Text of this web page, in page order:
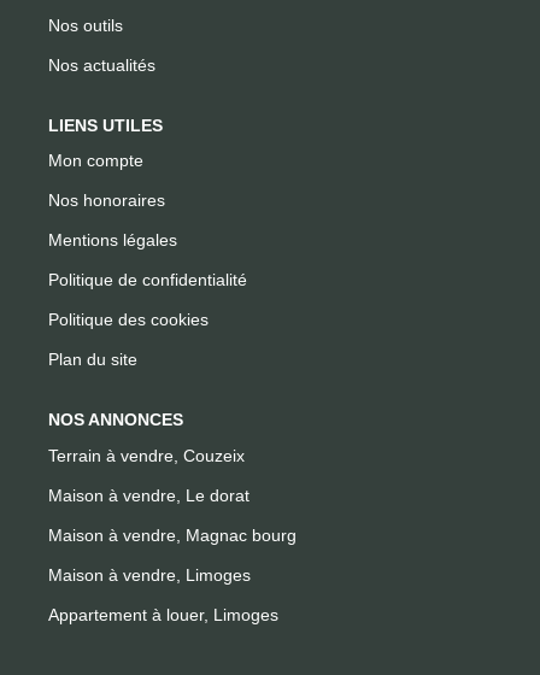
Nos outils
Nos actualités
LIENS UTILES
Mon compte
Nos honoraires
Mentions légales
Politique de confidentialité
Politique des cookies
Plan du site
NOS ANNONCES
Terrain à vendre, Couzeix
Maison à vendre, Le dorat
Maison à vendre, Magnac bourg
Maison à vendre, Limoges
Appartement à louer, Limoges